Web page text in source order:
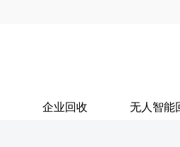
企业回收 无人智能